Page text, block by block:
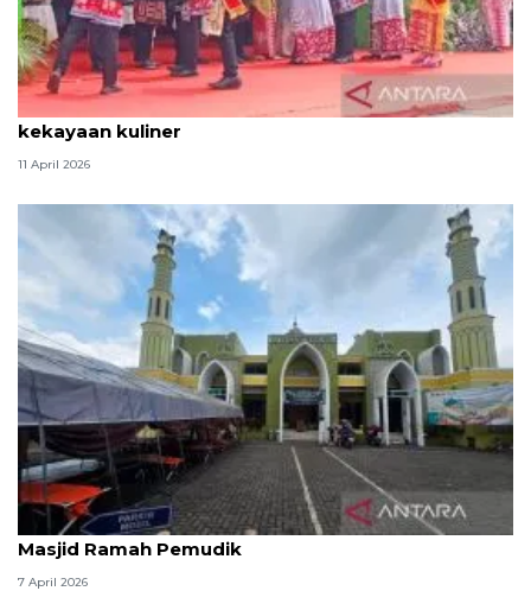
Tradisi hantaran Lebaran Betawi simbol bakti dan
kekayaan kuliner
11 April 2026
Kemenag: 3,5 juta orang manfaatkan layanan
Masjid Ramah Pemudik
7 April 2026